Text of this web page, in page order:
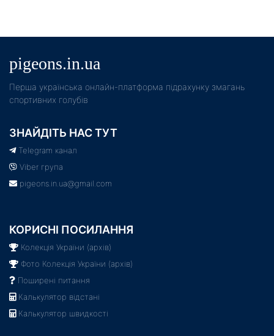
pigeons.in.ua
Пeрша українська онлайн-платформа підрахунку змагань
спортивних голубів
ЗНАЙДІТЬ НАС ТУТ
Telegram канал
Viber група
pigeons.in.ua@gmail.com
КОРИСНІ ПОСИЛАННЯ
Колекція України (архів)
Фото Колекція України (архів)
Поширені питання
Калькулятор відстані
Калькулятор швидкості